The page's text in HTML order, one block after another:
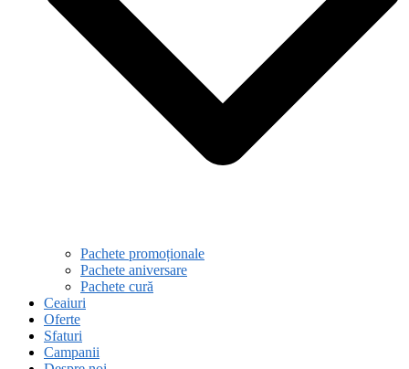
Pachete promoționale
Pachete aniversare
Pachete cură
Ceaiuri
Oferte
Sfaturi
Campanii